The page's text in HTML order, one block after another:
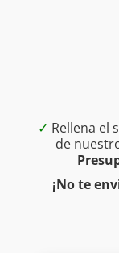
✓ Rellena el
de
¡No te